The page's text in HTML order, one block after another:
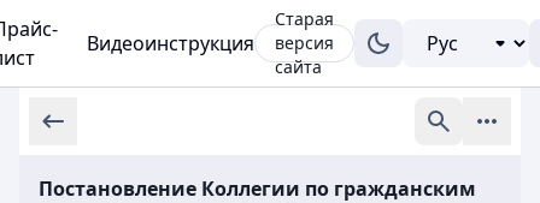
Видеоинструкция
Старая
версия
сайта
Постановление Коллегии по гражданским